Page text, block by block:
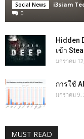
Social News i3siam
0
Hidden
เข้า
มกราคม
การใช้
มกราคม 9,
MUST READ